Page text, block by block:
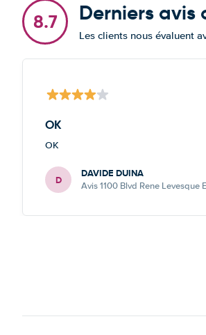
8.7 Derniers avis
Les clients nous évaluent
OK
OK
D DAVIDE DUINA
Avis 1100 Blvd Rene Levesque